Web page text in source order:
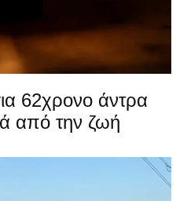
62χρονο άντρα
από την ζωή